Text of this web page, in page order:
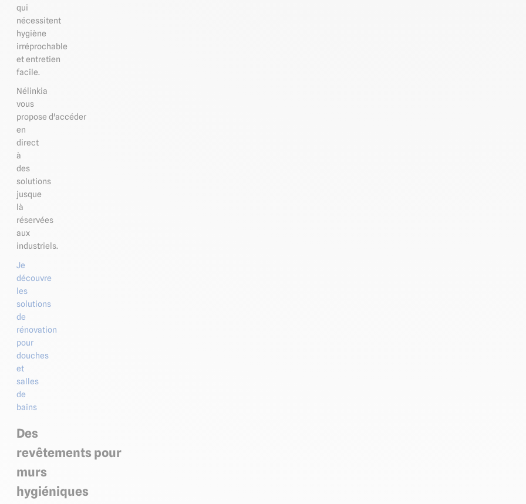
qui
nécessitent
hygiène
irréprochable
et entretien
facile.
Nélinkia
vous
propose d'accéder
en
direct
à
des
solutions
jusque
là
réservées
aux
industriels.
Je
découvre
les
solutions
de
rénovation
pour
douches
et
salles
de
bains
Des
revêtements pour
murs
hygiéniques